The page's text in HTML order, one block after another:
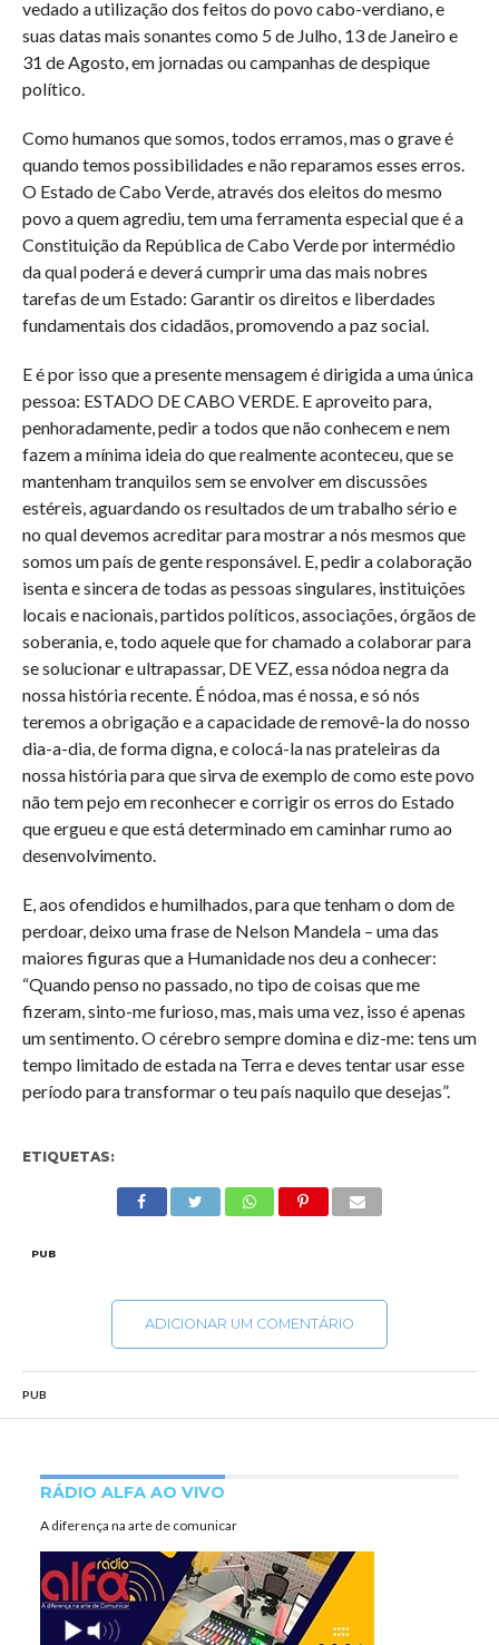
vedado a utilização dos feitos do povo cabo-verdiano, e
suas datas mais sonantes como 5 de Julho, 13 de Janeiro e
31 de Agosto, em jornadas ou campanhas de despique
político.
Como humanos que somos, todos erramos, mas o grave é
quando temos possibilidades e não reparamos esses erros.
O Estado de Cabo Verde, através dos eleitos do mesmo
povo a quem agrediu, tem uma ferramenta especial que é a
Constituição da República de Cabo Verde por intermédio
da qual poderá e deverá cumprir uma das mais nobres
tarefas de um Estado: Garantir os direitos e liberdades
fundamentais dos cidadãos, promovendo a paz social.
E é por isso que a presente mensagem é dirigida a uma única
pessoa: ESTADO DE CABO VERDE. E aproveito para,
penhoradamente, pedir a todos que não conhecem e nem
fazem a mínima ideia do que realmente aconteceu, que se
mantenham tranquilos sem se envolver em discussões
estéreis, aguardando os resultados de um trabalho sério e
no qual devemos acreditar para mostrar a nós mesmos que
somos um país de gente responsável. E, pedir a colaboração
isenta e sincera de todas as pessoas singulares, instituições
locais e nacionais, partidos políticos, associações, órgãos de
soberania, e, todo aquele que for chamado a colaborar para
se solucionar e ultrapassar, DE VEZ, essa nódoa negra da
nossa história recente. É nódoa, mas é nossa, e só nós
teremos a obrigação e a capacidade de removê-la do nosso
dia-a-dia, de forma digna, e colocá-la nas prateleiras da
nossa história para que sirva de exemplo de como este povo
não tem pejo em reconhecer e corrigir os erros do Estado
que ergueu e que está determinado em caminhar rumo ao
desenvolvimento.
E, aos ofendidos e humilhados, para que tenham o dom de
perdoar, deixo uma frase de Nelson Mandela – uma das
maiores figuras que a Humanidade nos deu a conhecer:
“Quando penso no passado, no tipo de coisas que me
fizeram, sinto-me furioso, mas, mais uma vez, isso é apenas
um sentimento. O cérebro sempre domina e diz-me: tens um
tempo limitado de estada na Terra e deves tentar usar esse
período para transformar o teu país naquilo que desejas”.
ETIQUETAS:
PUB
ADICIONAR UM COMENTÁRIO
PUB
RÁDIO ALFA AO VIVO
A diferença na arte de comunicar